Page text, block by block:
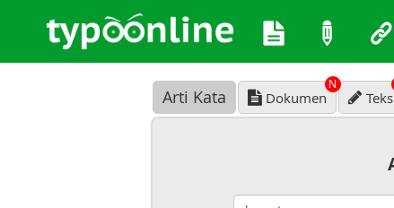
Arti Kata Dokumen
N
Teks